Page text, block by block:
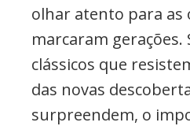
olhar atento para as
marcaram gerações.
clássicos que
das novas
surpreendem, o